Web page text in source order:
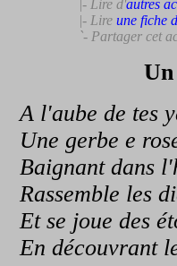
|- Lire d'autres
|- Lire une fiche
`- Partager cet
A l'aube de tes
Une gerbe e
Baignant dans
Rassemble les
Et se joue des
En découvrant